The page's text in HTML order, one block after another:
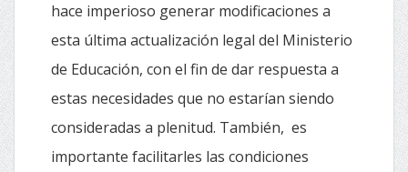
hace imperioso generar modificaciones a
esta última actualización legal del Ministerio
de Educación, con el fin de dar respuesta a
estas necesidades que no estarían siendo
consideradas a plenitud. También, es
importante facilitarles las condiciones